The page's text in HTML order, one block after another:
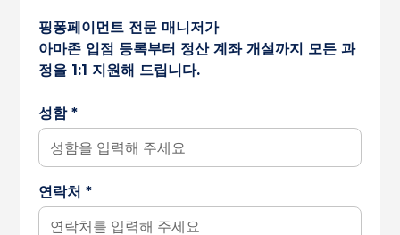
핑퐁페이먼트 전문 매니저가
아마존 입점 등록부터 정산 계좌 개설까지 모든 과
정을 1:1 지원해 드립니다.
성함 *
연락처 *